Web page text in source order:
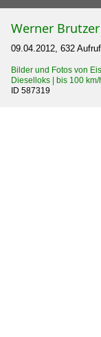
Werner Brutzer
09.04.2012, 632
Bilder und Fotos von
Dieselloks | bis 100
ID 587319